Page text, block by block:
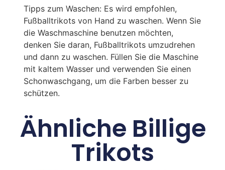
Tipps zum Waschen: Es wird empfohlen,
Fußballtrikots von Hand zu waschen. Wenn Sie
die Waschmaschine benutzen möchten,
denken Sie daran, Fußballtrikots umzudrehen
und dann zu waschen. Füllen Sie die Maschine
mit kaltem Wasser und verwenden Sie einen
Schonwaschgang, um die Farben besser zu
schützen.
Ähnliche Billige
Trikots